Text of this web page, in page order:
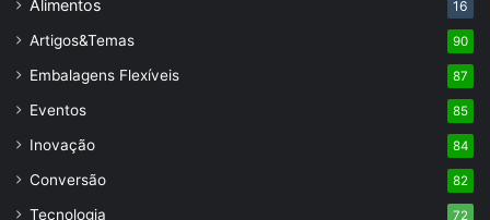
Alimentos 16
Artigos&Temas 90
Embalagens Flexíveis 87
Eventos 85
Inovação 84
Conversão 82
Tecnologia 72